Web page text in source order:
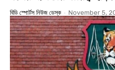
বিডি স্পোর্টস নিউজ ডেস্ক - November 5,